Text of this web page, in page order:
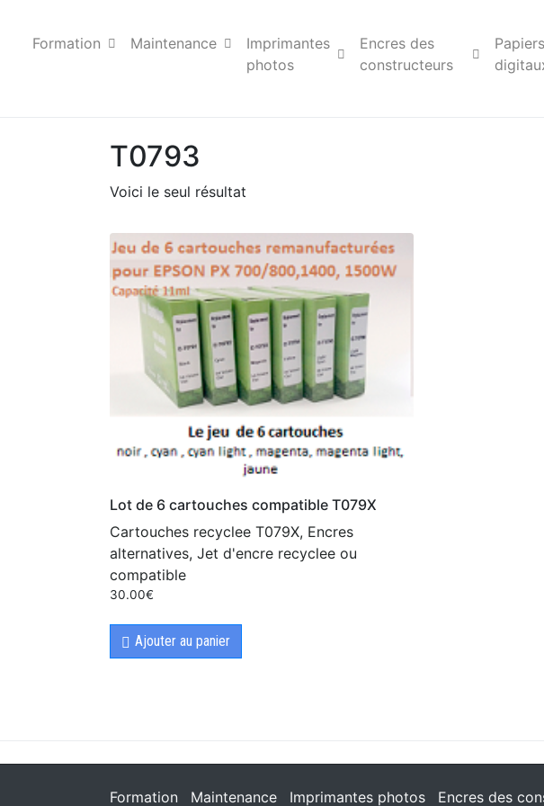
Formation Maintenance
Imprimantes
photos
Encres des
constructeurs
Papiers
T0793
Voici le seul résultat
Lot de 6 cartouches compatible T079X
Cartouches recyclee T079X, Encres
alternatives, Jet d'encre recyclee ou
compatible
30.00€
Ajouter au panier
Formation Maintenance Imprimantes photos Encres des